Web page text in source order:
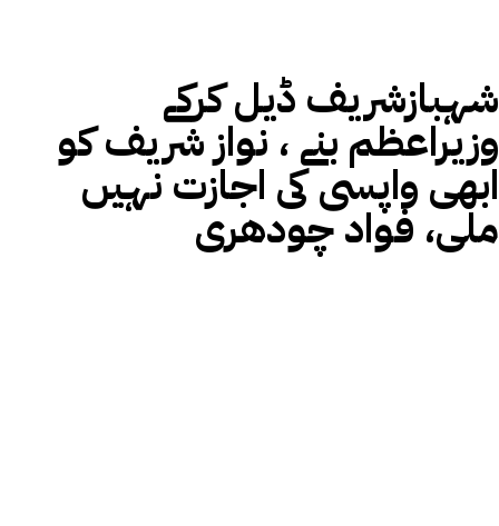
شہبازشریف ڈیل کرکے
وزیراعظم بنے ، نواز شریف کو
ابھی واپسی کی اجازت نہیں
ملی، فواد چودھری